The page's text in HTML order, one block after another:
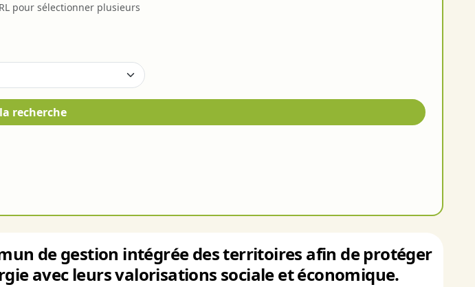
pour sélectionner plusieurs
recherche
de gestion intégrée des territoires afin de protéger
avec leurs valorisations sociale et économique.